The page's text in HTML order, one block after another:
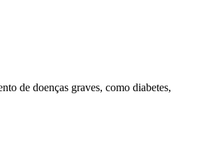
de doenças graves, como diabetes,